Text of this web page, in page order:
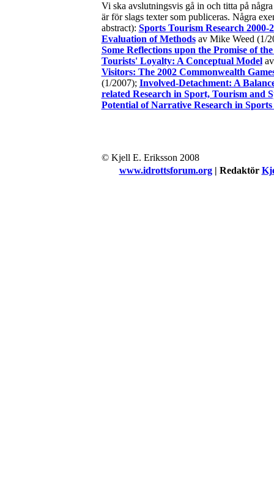
Vi ska avslutningsvis gå in och titta på
är för slags texter som publiceras. Några
abstract): Sports Tourism Research
Evaluation of Methodsav Mike Weed (1/
Some Reflections upon the Promise of
Tourists' Loyalty: A Conceptual Modelav
Visitors: The 2002 Commonwealth
(1/2007); Involved-Detachment: A
related Research in Sport, Tourism and
Potential of Narrative Research in
© Kjell E. Eriksson 2008
www.idrottsforum.org| Redaktör